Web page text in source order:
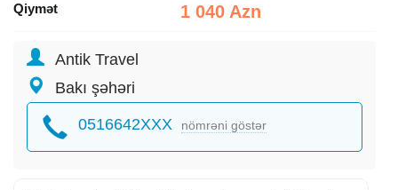
Qiymət 1 040 Azn
Antik Travel
Bakı şəhəri
0516642XXX nömrəni göstər